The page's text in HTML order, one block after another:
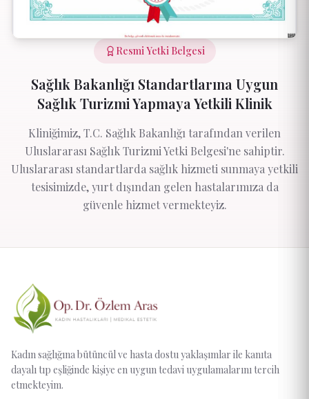
Resmi Yetki Belgesi
Sağlık Bakanlığı Standartlarına Uygun
Sağlık Turizmi Yapmaya Yetkili Klinik
Kliniğimiz, T.C. Sağlık Bakanlığı tarafından verilen
Uluslararası Sağlık Turizmi Yetki Belgesi'ne sahiptir.
Uluslararası standartlarda sağlık hizmeti sunmaya yetkili
tesisimizde, yurt dışından gelen hastalarımıza da
güvenle hizmet vermekteyiz.
Kadın sağlığına bütüncül ve hasta dostu yaklaşımlar ile kanıta
dayalı tıp eşliğinde kişiye en uygun tedavi uygulamalarını tercih
etmekteyim.